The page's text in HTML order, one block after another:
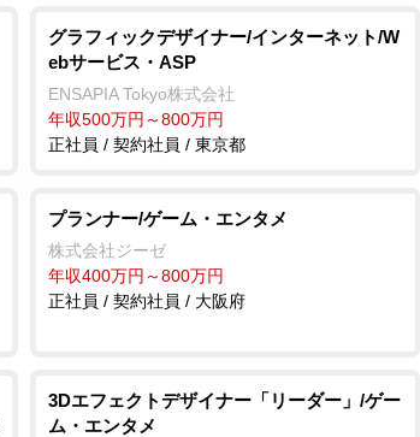
グラフィックデザイナー/インターネット/W
ebサービス・ASP
ENSAPIA Tokyo株式会社
年収500万円～800万円
正社員 / 契約社員 / 東京都
プランナー/ゲーム・エンタメ
株式会社ジーゼ
年収400万円～800万円
正社員 / 契約社員 / 大阪府
3Dエフェクトデザイナー「リーダー」/ゲー
ム・エンタメ